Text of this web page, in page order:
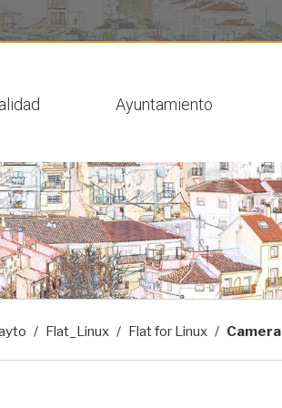
Ayuntamiento
Flat_Linux Flat for Linux Camera